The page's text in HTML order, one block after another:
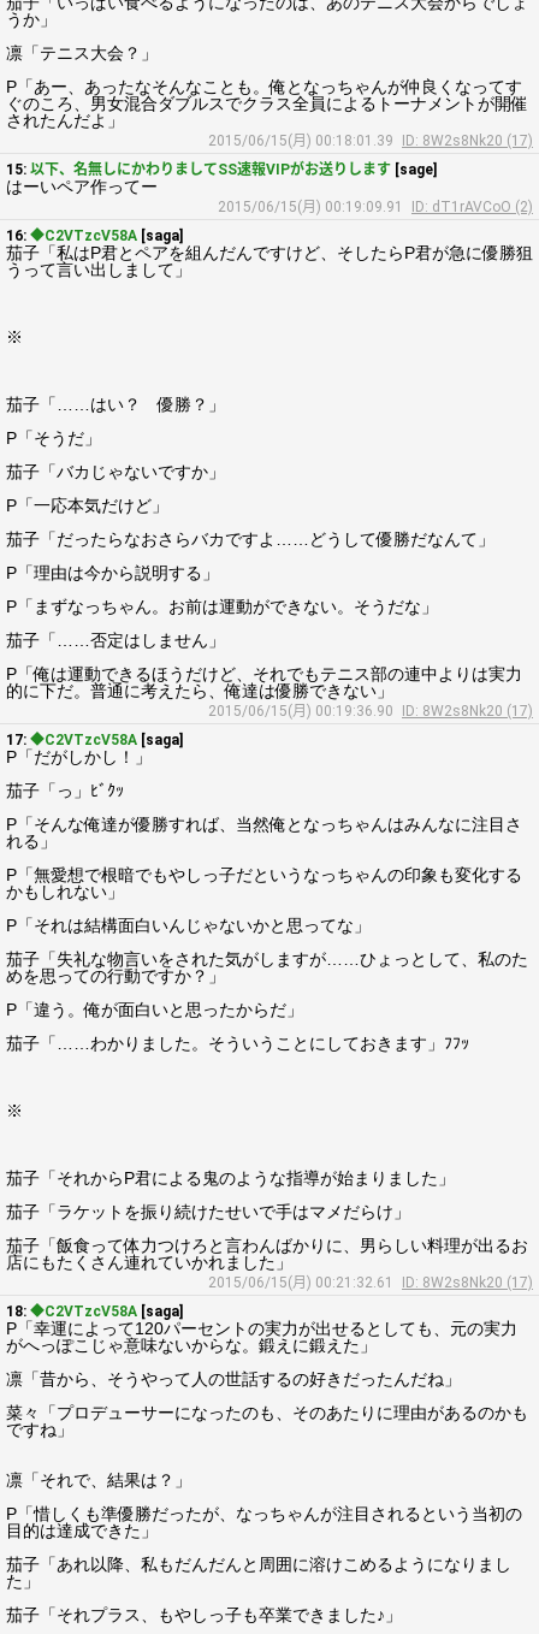
うか」
凛「テニス大会？」
P「あー、あったなそんなことも。俺となっちゃんが仲良くなってす
ぐのころ、男女混合ダブルスでクラス全員によるトーナメントが開催
されたんだよ」
2015/06/15(月) 00:18:01.39
ID: 8W2s8Nk20 (17)
15: 以下、名無しにかわりましてSS速報VIPがお送りします [sage]
はーいペア作ってー
2015/06/15(月) 00:19:09.91
ID: dT1rAVCoO (2)
16: ◆C2VTzcV58A [saga]
茄子「私はP君とペアを組んだんですけど、そしたらP君が急に優勝狙
うって言い出しまして」
※
茄子「……はい？ 優勝？」
P「そうだ」
茄子「バカじゃないですか」
P「一応本気だけど」
茄子「だったらなおさらバカですよ……どうして優勝だなんて」
P「理由は今から説明する」
P「まずなっちゃん。お前は運動ができない。そうだな」
茄子「……否定はしません」
P「俺は運動できるほうだけど、それでもテニス部の連中よりは実力
的に下だ。普通に考えたら、俺達は優勝できない」
2015/06/15(月) 00:19:36.90
ID: 8W2s8Nk20 (17)
17: ◆C2VTzcV58A [saga]
P「だがしかし！」
茄子「っ」ﾋﾞｸｯ
P「そんな俺達が優勝すれば、当然俺となっちゃんはみんなに注目さ
れる」
P「無愛想で根暗でもやしっ子だというなっちゃんの印象も変化する
かもしれない」
P「それは結構面白いんじゃないかと思ってな」
茄子「失礼な物言いをされた気がしますが……ひょっとして、私のた
めを思っての行動ですか？」
P「違う。俺が面白いと思ったからだ」
茄子「……わかりました。そういうことにしておきます」ﾌﾌｯ
※
茄子「それからP君による鬼のような指導が始まりました」
茄子「ラケットを振り続けたせいで手はマメだらけ」
茄子「飯食って体力つけろと言わんばかりに、男らしい料理が出るお
店にもたくさん連れていかれました」
2015/06/15(月) 00:21:32.61
ID: 8W2s8Nk20 (17)
18: ◆C2VTzcV58A [saga]
P「幸運によって120パーセントの実力が出せるとしても、元の実力
がへっぽこじゃ意味ないからな。鍛えに鍛えた」
凛「昔から、そうやって人の世話するの好きだったんだね」
菜々「プロデューサーになったのも、そのあたりに理由があるのかも
ですね」
凛「それで、結果は？」
P「惜しくも準優勝だったが、なっちゃんが注目されるという当初の
目的は達成できた」
茄子「あれ以降、私もだんだんと周囲に溶けこめるようになりまし
た」
茄子「それプラス、もやしっ子も卒業できました♪」